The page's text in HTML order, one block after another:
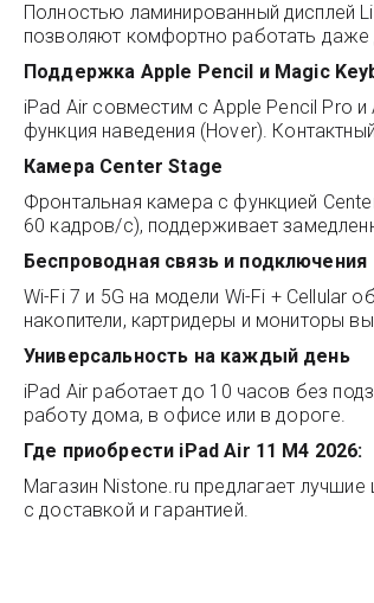
Полностью ламинированный дисплей
позволяют комфортно работать даже
Поддержка Apple Pencil и Magic
iPad Air совместим с Apple Pencil Pro и
функция наведения (Hover).
Камера Center Stage
Фронтальная камера с функцией
60 кадров/с), поддерживает
Беспроводная связь и подключения
Wi-Fi 7 и 5G на модели Wi-Fi + Cellular
накопители, картридеры и мониторы
Универсальность на каждый день
iPad Air работает до 10 часов без
работу дома, в офисе или в дороге.
Где приобрести iPad Air 11 M4 2026:
Магазин Nistone.ru предлагает
с доставкой и гарантией.